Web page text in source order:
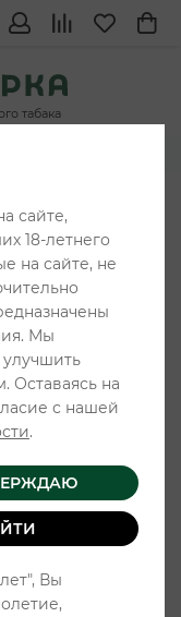
табака
сайте,
18-летнего
на сайте, не
Мы
Оставаясь на
с нашей
.
Вы